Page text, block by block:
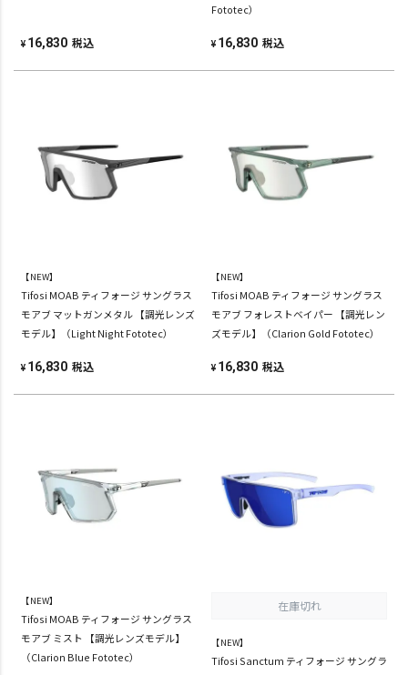
¥ 16,830 税込
Fototec）
¥ 16,830 税込
【NEW】
Tifosi MOAB ティフォージ サングラス
モアブ マットガンメタル 【調光レンズ
モデル】（Light Night Fototec）
¥ 16,830 税込
【NEW】
Tifosi MOAB ティフォージ サングラス
モアブ フォレストベイパー 【調光レン
ズモデル】（Clarion Gold Fototec）
¥ 16,830 税込
【NEW】
Tifosi MOAB ティフォージ サングラス
モアブ ミスト 【調光レンズモデル】
（Clarion Blue Fototec）
在庫切れ
【NEW】
Tifosi Sanctum ティフォージ サングラ